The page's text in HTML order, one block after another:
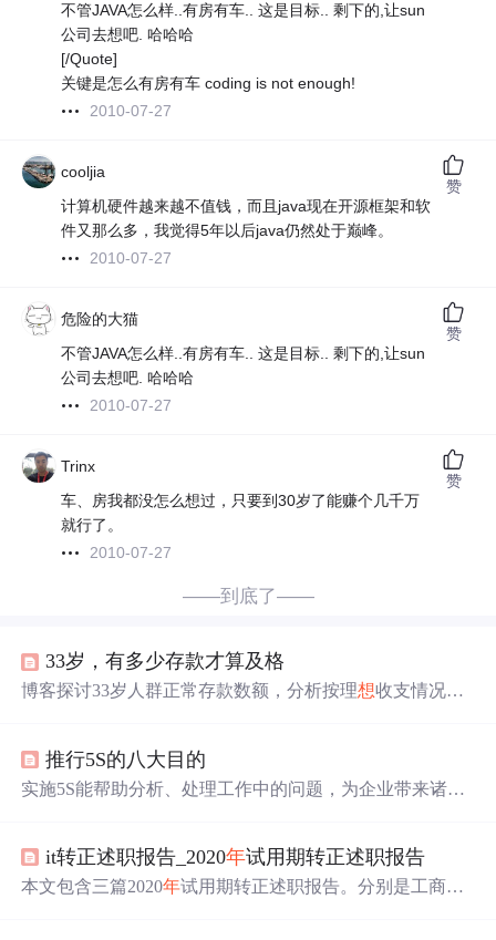
不管JAVA怎么样..有房有车.. 这是目标.. 剩下的,让sun
公司去想吧. 哈哈哈
[/Quote]
关键是怎么有房有车 coding is not enough!
2010-07-27
cooljia
计算机硬件越来越不值钱，而且java现在开源框架和软
件又那么多，我觉得5年以后java仍然处于巅峰。
2010-07-27
赞
危险的大猫
不管JAVA怎么样..有房有车.. 这是目标.. 剩下的,让sun
公司去想吧. 哈哈哈
2010-07-27
赞
Trinx
车、房我都没怎么想过，只要到30岁了能赚个几千万
就行了。
2010-07-27
赞
——到底了——
33岁，有多少存款才算及格
博客探讨33岁人群正常存款数额，分析按理想收支情况，
后给出保持好心态、努力做事、
推行5S的八大目的
实施5S能帮助分析、处理工作中的问题，为企业带来诸多
工精神面貌、缩短作业周期确保交货等，还能培养员工主
动性和积极性。
it转正述职报告_2020年试用期转正述职报告
本文包含三篇2020年试用期转正述职报告。分别是工商系